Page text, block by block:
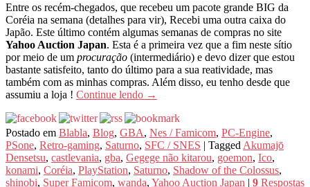
Entre os recém-chegados, que recebeu um pacote grande BIG da
Coréia na semana (detalhes para vir), Recebi uma outra caixa do
Japão. Este último contém algumas semanas de compras no site
Yahoo Auction Japan. Esta é a primeira vez que a fim neste sítio
por meio de um procuração (intermediário) e devo dizer que estou
bastante satisfeito, tanto do último para a sua reatividade, mas
também com as minhas compras. Além disso, eu tenho desde que
assumiu a loja ! Continue lendo →
Postado em Blabla, Blog, GBA, Nes / Famicom, PC-Engine,
PSone, Retro-gaming, Saturno, SFC / SNES | Tagged Akumajō
Densetsu, castlevania, gba, Gegege não kitarou, goemon, Ico,
konami, Coréia, PlayStation, Saturno, Shadow of the Colossus,
shinobi, Super Famicom, wanda, Yahoo Auction Japan | 9 Respostas